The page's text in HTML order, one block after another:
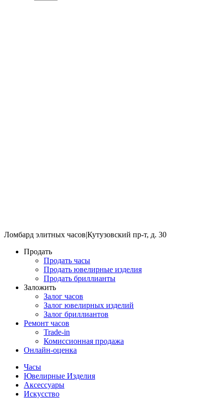
Ломбард элитных часов|Кутузовский пр-т, д. 30
Продать
Продать часы
Продать ювелирные изделия
Продать бриллианты
Заложить
Залог часов
Залог ювелирных изделий
Залог бриллиантов
Ремонт часов
Trade-in
Комиссионная продажа
Онлайн-оценка
Часы
Ювелирные Изделия
Аксессуары
Искусство